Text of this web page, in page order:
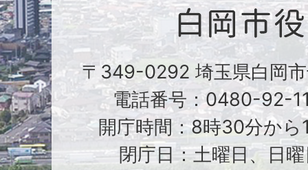
〒349-0292 埼玉県白岡
電話番号：0480-92-
開庁時間：8時30分から
閉庁日：土曜日、日